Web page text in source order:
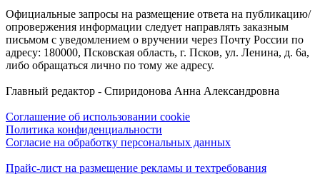
Официальные запросы на размещение ответа на публикацию/
опровержения информации следует направлять заказным
письмом с уведомлением о вручении через Почту России по
адресу: 180000, Псковская область, г. Псков, ул. Ленина, д. 6а,
либо обращаться лично по тому же адресу.
Главный редактор - Спиридонова Анна Александровна
Соглашение об использовании cookie
Политика конфиденциальности
Согласие на обработку персональных данных
Прайс-лист на размещение рекламы и техтребования